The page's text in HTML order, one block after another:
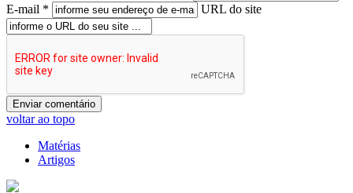
E-mail *
URL do site
voltar ao topo
Matérias
Artigos